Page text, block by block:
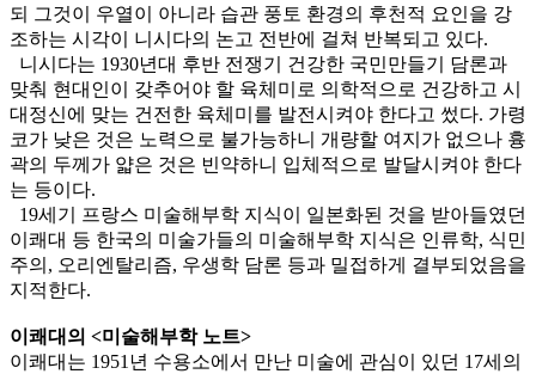
되 그것이 우열이 아니라 습관 풍토 환경의 후천적 요인을 강
조하는 시각이 니시다의 논고 전반에 걸쳐 반복되고 있다.
니시다는 1930년대 후반 전쟁기 건강한 국민만들기 담론과
맞춰 현대인이 갖추어야 할 육체미로 의학적으로 건강하고 시
대정신에 맞는 건전한 육체미를 발전시켜야 한다고 썼다. 가령
코가 낮은 것은 노력으로 불가능하니 개량할 여지가 없으나 흉
곽의 두께가 얇은 것은 빈약하니 입체적으로 발달시켜야 한다
는 등이다.
19세기 프랑스 미술해부학 지식이 일본화된 것을 받아들였던
이쾌대 등 한국의 미술가들의 미술해부학 지식은 인류학, 식민
주의, 오리엔탈리즘, 우생학 담론 등과 밀접하게 결부되었음을
지적한다.
이쾌대의 <미술해부학 노트>
이쾌대는 1951년 수용소에서 만난 미술에 관심이 있던 17세의